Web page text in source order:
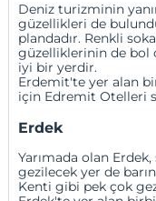
Deniz turizminin
güzellikleri de
plandadır. Renkli
güzelliklerinin de bol
iyi bir yerdir.
Erdemit'te yer alan
için Edremit Otelleri
Erdek
Yarımada olan
gezilecek yer de
Kenti gibi pek çok